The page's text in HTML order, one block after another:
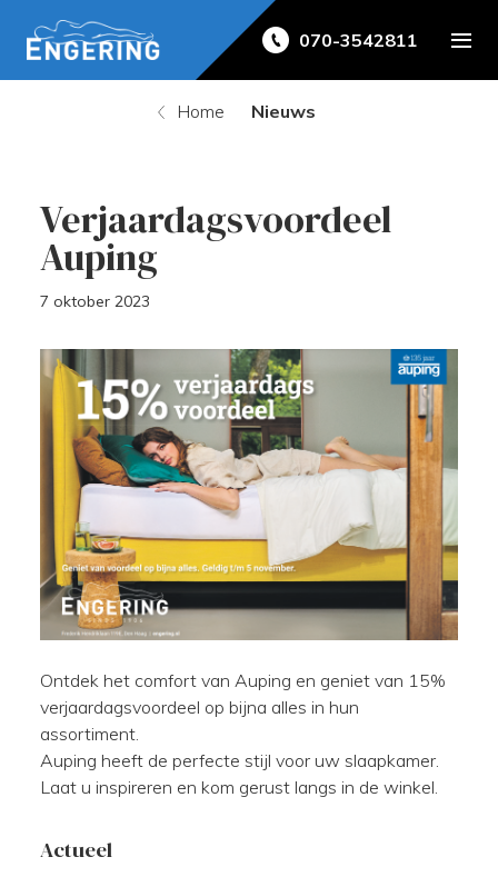
070-3542811
Home Nieuws
Verjaardagsvoordeel
Auping
7 oktober 2023
Ontdek het comfort van Auping en geniet van 15%
verjaardagsvoordeel op bijna alles in hun
assortiment.
Auping heeft de perfecte stijl voor uw slaapkamer.
Laat u inspireren en kom gerust langs in de winkel.
Actueel